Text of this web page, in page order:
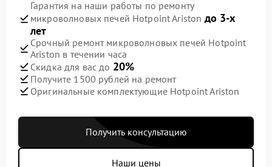
Гарантия на наши работы по ремонту
микроволновых печей Hotpoint Ariston до 3-х
лет
Срочный ремонт микроволновых печей Hotpoint
Ariston в течении часа
Скидка для вас до 20%
Получите 1500 рублей на ремонт
Оригинальные комплектующие Hotpoint Ariston
Получить консультацию
Наши цены